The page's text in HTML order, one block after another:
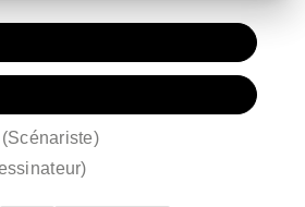
(Scénariste)
)